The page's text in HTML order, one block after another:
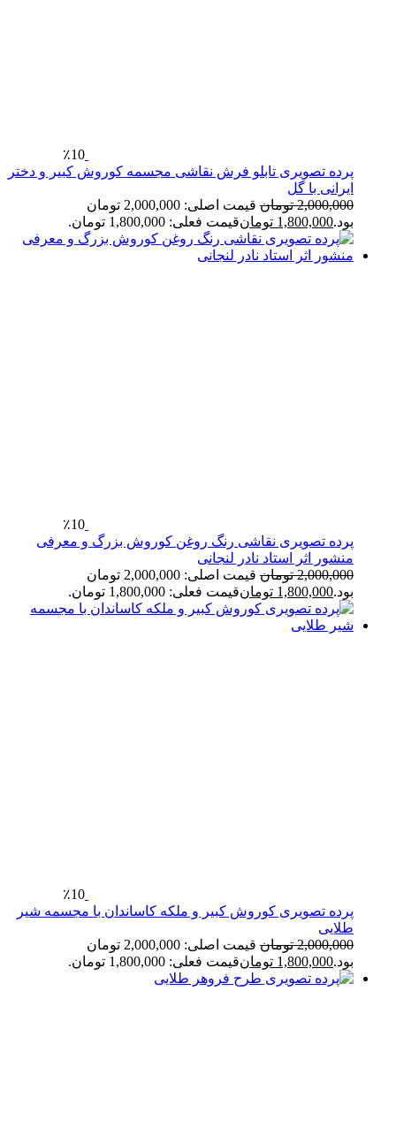
٪10
پرده تصویری تابلو فرش نقاشی مجسمه کوروش کبیر و دختر
ایرانی با گل
2,000,000 تومان
قیمت اصلی: 2,000,000 تومان
بود.1,800,000 تومانقیمت فعلی: 1,800,000 تومان.
٪10
پرده تصویری نقاشی رنگ روغن کوروش بزرگ و معرفی
منشور اثر استاد نادر لنجانی
2,000,000 تومان
قیمت اصلی: 2,000,000 تومان
بود.1,800,000 تومانقیمت فعلی: 1,800,000 تومان.
٪10
پرده تصویری کوروش کبیر و ملکه کاساندان با مجسمه شیر
طلایی
2,000,000 تومان
قیمت اصلی: 2,000,000 تومان
بود.1,800,000 تومانقیمت فعلی: 1,800,000 تومان.